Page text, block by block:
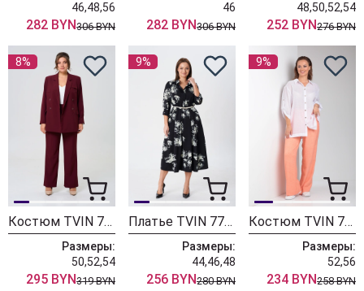
46,48,56
282 BYN306 BYN
46
282 BYN306 BYN
48,50,52,54
252 BYN276 BYN
8%
Костюм TVIN 7732
Размеры:
50,52,54
295 BYN319 BYN
9%
Платье TVIN 7782 принт на черном
Размеры:
44,46,48
256 BYN280 BYN
9%
Костюм TVIN 7777 белый+персик
Размеры:
52,56
234 BYN258 BYN